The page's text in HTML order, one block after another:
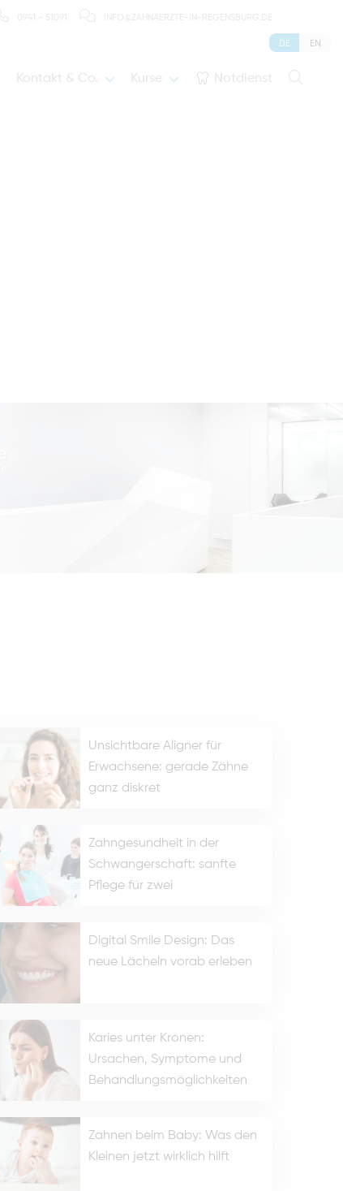
Kontakt & Co. Kurse Notdienst
DE EN
Unsichtbare Aligner für
Erwachsene: gerade Zähne
ganz diskret
Zahngesundheit in der
Schwangerschaft: sanfte
Pflege für zwei
Digital Smile Design: Das
neue Lächeln vorab erleben
Karies unter Kronen:
Ursachen, Symptome und
Behandlungsmöglichkeiten
Zahnen beim Baby: Was den
Kleinen jetzt wirklich hilft